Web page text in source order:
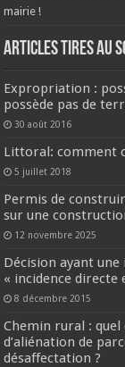
mairie !
ARTICLES TIRES AU
Expropriation :
possède pas de
30 août 2016
Littoral: comment
5 juillet 2018
Permis de
sur une
12 novembre 2025
Décision ayant
« incidence directe
8 décembre 2015
Chemin rural :
d’aliénation de
désaffectation ?